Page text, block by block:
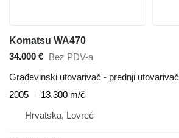
Komatsu WA470
34.000 € Bez PDV-a
Građevinski utovarivač - prednji utovarivač
2005
13.300 m/č
Hrvatska, Lovreć